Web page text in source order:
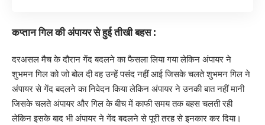
कप्तान गिल की अंपायर से हुई तीखी बहस :
दरअसल मैच के दौरान गेंद बदलने का फैसला लिया गया लेकिन अंपायर ने
शुभमन गिल को जो बोल दी वह उन्हें पसंद नहीं आई जिसके चलते शुभमन गिल ने
अंपायर से गेंद बदलने का निवेदन किया लेकिन अंपायर ने उनकी बात नहीं मानी
जिसके चलते अंपायर और गिल के बीच में काफी समय तक बहस चलती रही
लेकिन इसके बाद भी अंपायर ने गेंद बदलने से पूरी तरह से इनकार कर दिया।